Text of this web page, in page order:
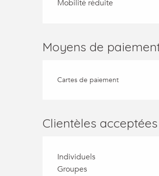
Mobilité réduite
Moyens de
Cartes de paiement
Clientèles acceptées
Individuels
Groupes